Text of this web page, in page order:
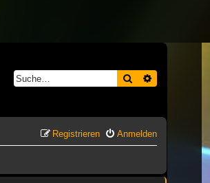
Suche
Anmelden
Registrieren